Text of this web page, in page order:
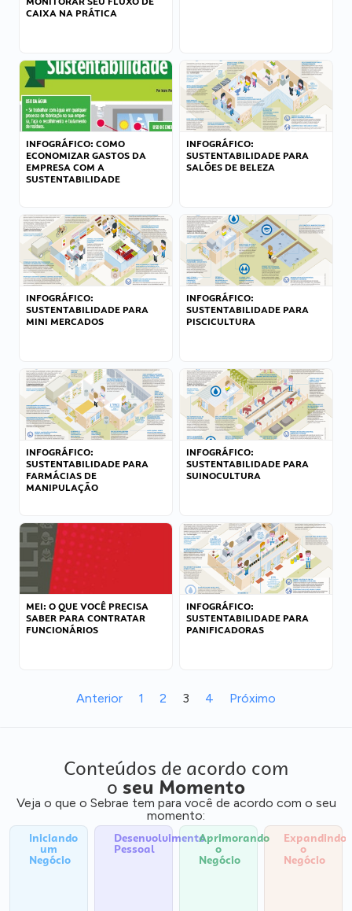
CAIXA NA PRÁTICA
INFOGRÁFICO: COMO
ECONOMIZAR GASTOS DA
EMPRESA COM A
SUSTENTABILIDADE
INFOGRÁFICO:
SUSTENTABILIDADE PARA
SALÕES DE BELEZA
INFOGRÁFICO:
SUSTENTABILIDADE PARA
MINI MERCADOS
INFOGRÁFICO:
SUSTENTABILIDADE PARA
PISCICULTURA
INFOGRÁFICO:
SUSTENTABILIDADE PARA
FARMÁCIAS DE
MANIPULAÇÃO
INFOGRÁFICO:
SUSTENTABILIDADE PARA
SUINOCULTURA
MEI: O QUE VOCÊ PRECISA
SABER PARA CONTRATAR
FUNCIONÁRIOS
INFOGRÁFICO:
SUSTENTABILIDADE PARA
PANIFICADORAS
Anterior 1 2 3 4 Próximo
Conteúdos de acordo com
o seu Momento
Veja o que o Sebrae tem para você de acordo com o seu
momento:
Iniciando
um
Negócio
Desenvolvimento
Pessoal
Aprimorando
o
Negócio
Expandindo
o
Negócio